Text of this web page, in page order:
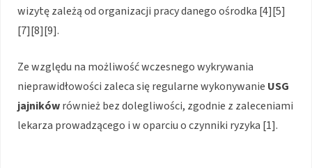
wizytę zależą od organizacji pracy danego ośrodka [4][5]
[7][8][9].
Ze względu na możliwość wczesnego wykrywania
nieprawidłowości zaleca się regularne wykonywanie USG
jajnikówrównież bez dolegliwości, zgodnie z zaleceniami
lekarza prowadzącego i w oparciu o czynniki ryzyka [1].